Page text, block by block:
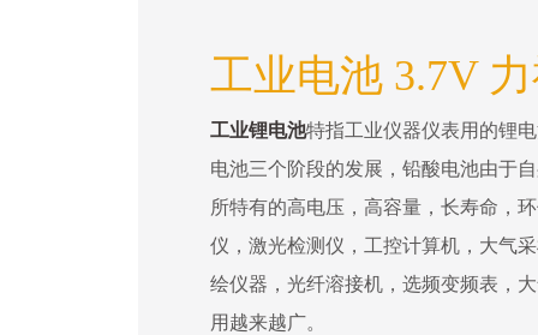
工业电池 3.7V
工业锂电池特指工业仪器仪表用的锂
电池三个阶段的发展，铅酸电池由于
所特有的高电压，高容量，长寿命，
仪，激光检测仪，工控计算机，大气
绘仪器，光纤溶接机，选频变频表，
用越来越广。